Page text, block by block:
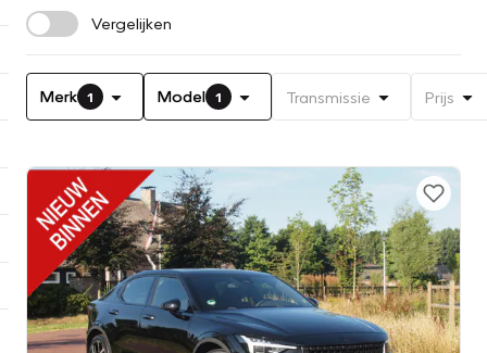
Vergelijken
Merk 1 Model 1 Transmissie Prijs